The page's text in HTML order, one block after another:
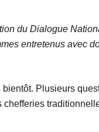
du Dialogue
entretenus avec
Plusieurs